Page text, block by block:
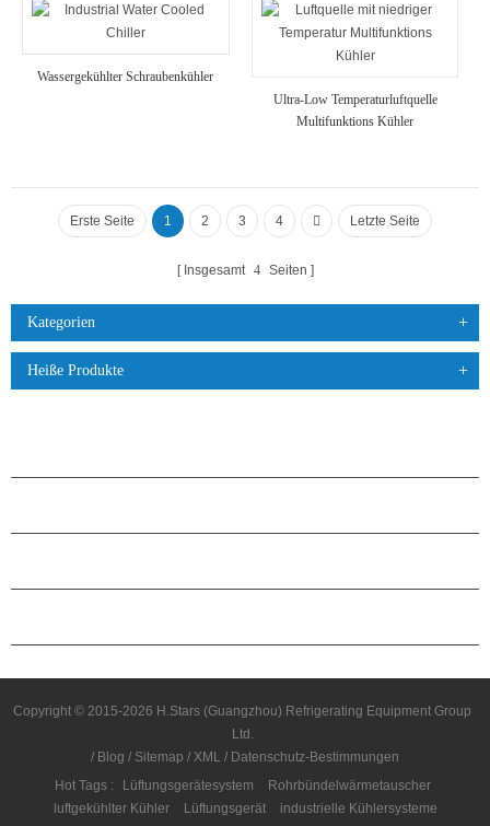
Wassergekühlter Schraubenkühler
Ultra-Low Temperaturluftquelle
Multifunktions Kühler
Erste Seite 1 2 3 4 Letzte Seite
Insgesamt 4 Seiten
Kategorien
Heiße Produkte
Copyright © 2015-2026 H.Stars (Guangzhou) Refrigerating Equipment Group
Ltd.
/ Blog / Sitemap / XML / Datenschutz-Bestimmungen
Hot Tags :
Lüftungsgerätesystem
Rohrbündelwärmetauscher
luftgekühlter Kühler
Lüftungsgerät
industrielle Kühlersysteme